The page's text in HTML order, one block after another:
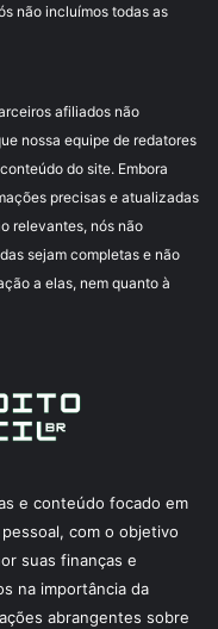
não incluímos todas as
afiliados não
nossa equipe de redatores
do site. Embora
precisas e atualizadas
relevantes, nós não
sejam completas e não
a elas, nem quanto à
e conteúdo focado em
com o objetivo
suas finanças e
na importância da
abrangentes sobre